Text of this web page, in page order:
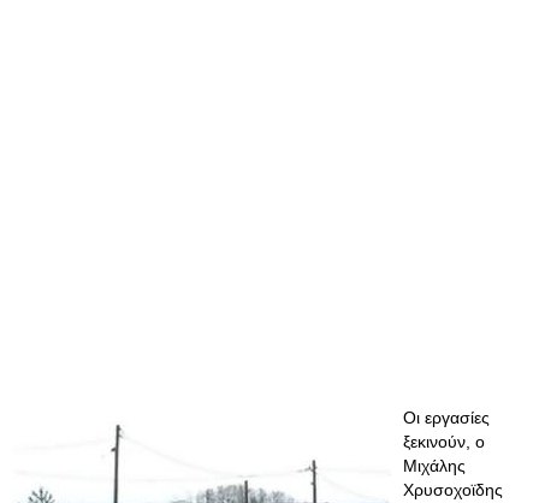
Οι εργασίες
ξεκινούν, ο
Μιχάλης
Χρυσοχοϊδης